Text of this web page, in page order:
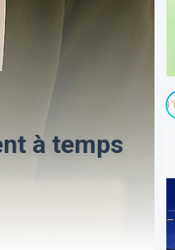
à temps